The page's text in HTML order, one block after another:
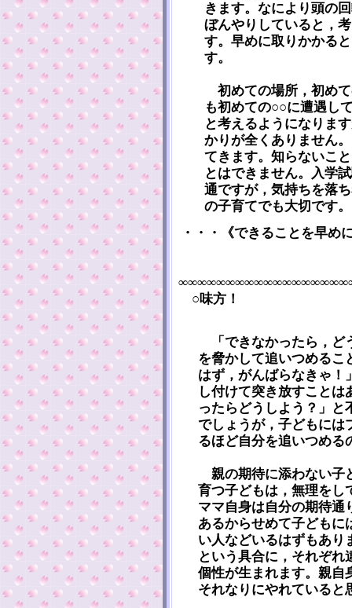
きます。なにより頭の
ぼんやりしていると，
す。早めに取りかかる
す。
初めての場所，初め
も初めての○○に遭遇し
と考えるようになりま
かりが全くありません
てきます。知らないこ
とはできません。入学
通ですが，気持ちを落
の子育てでも大切です。
・・・《できることを早め
○味方！
「できなかったら，ど
を脅かして追いつめる
はず，がんばらなきゃ！
し付けて突き放すこと
ったらどうしよう？」と
でしょうが，子どもには
るほど自分を追いつめる
親の期待に添わない子
育つ子どもは，無理をし
ママ自身は自分の期待
あるからせめて子どもに
い人などいるはずもあり
という具合に，それぞ
個性が生まれます。親自
それなりにやれていると